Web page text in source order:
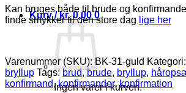
Kurv /kr.0,00 0
Ingen varer i kurven.
Kan bruges både til brude og
finde smykker til den store dag lige her
Varenummer (SKU): BK-31-guld Kategori:
bryllup Tags:brud,brude, bryllup,
konfirmand,konfirmander,konfirmation